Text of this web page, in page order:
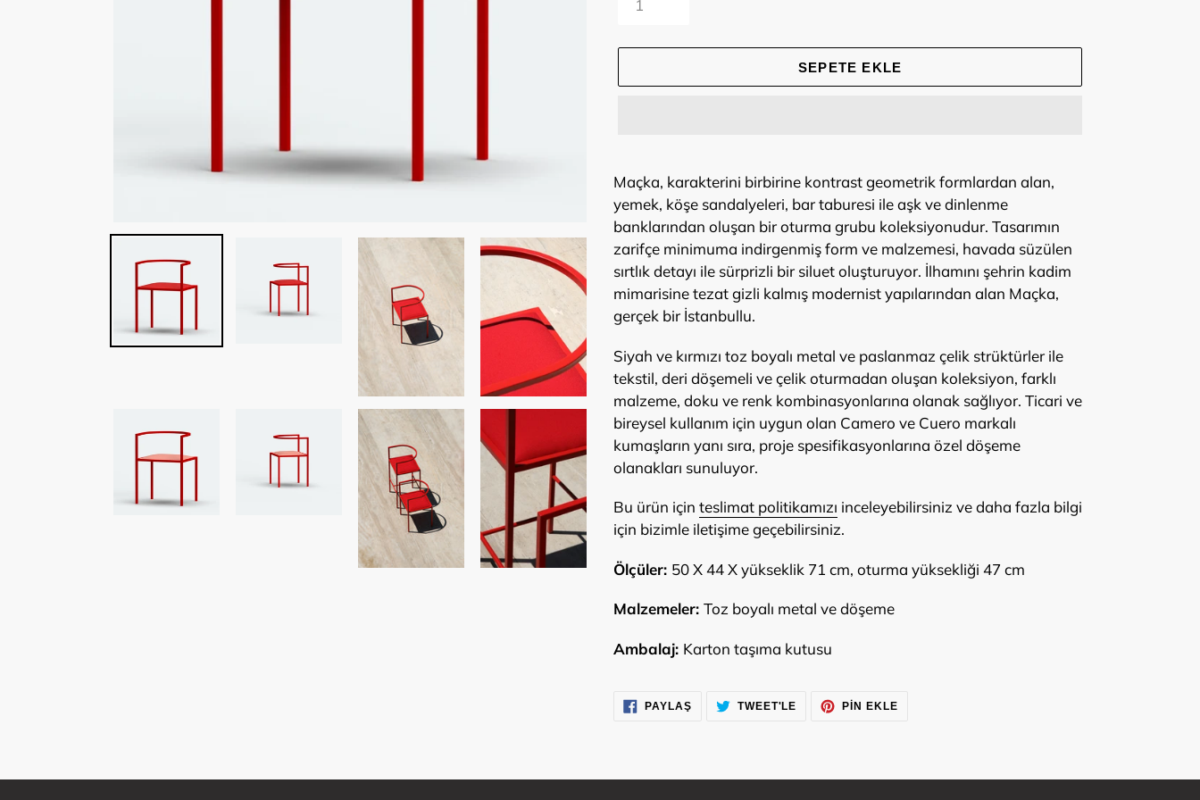
SEPETE EKLE
sepetinize
ekleniyor
Maçka, karakterini birbirine kontrast geometrik formlardan alan,
yemek, köşe sandalyeleri, bar taburesi ile aşk ve dinlenme
banklarından oluşan bir oturma grubu koleksiyonudur. Tasarımın
zarifçe minimuma indirgenmiş form ve malzemesi, havada süzülen
sırtlık detayı ile sürprizli bir siluet oluşturuyor. İlhamını şehrin kadim
mimarisine tezat gizli kalmış modernist yapılarından alan Maçka,
gerçek bir İstanbullu.
Siyah ve kırmızı toz boyalı metal ve paslanmaz çelik strüktürler ile
tekstil, deri döşemeli ve çelik oturmadan oluşan koleksiyon, farklı
malzeme, doku ve renk kombinasyonlarına olanak sağlıyor. Ticari ve
bireysel kullanım için uygun olan Camero ve Cuero markalı
kumaşların yanı sıra, proje spesifikasyonlarına özel döşeme
olanakları sunuluyor.
Bu ürün için teslimat politikamızı inceleyebilirsiniz ve daha fazla bilgi
için bizimle iletişime geçebilirsiniz.
Ölçüler: 50 X 44 X yükseklik 71 cm, oturma yüksekliği 47 cm
Malzemeler: Toz boyalı metal ve döşeme
Ambalaj: Karton taşıma kutusu
PAYLAŞFACEBOOK'TA
PAYLAŞ
TWEET'LE TWITTER'DA
TWEET'LE
PIN EKLE